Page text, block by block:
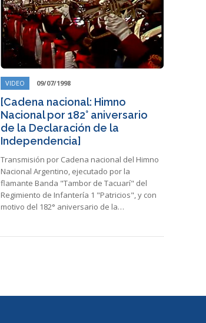
VIDEO 09/07/1998
[Cadena nacional: Himno
Nacional por 182° aniversario
de la Declaración de la
Independencia]
Transmisión por Cadena nacional del Himno
Nacional Argentino, ejecutado por la
flamante Banda "Tambor de Tacuarí" del
Regimiento de Infantería 1 "Patricios", y con
motivo del 182° aniversario de la…